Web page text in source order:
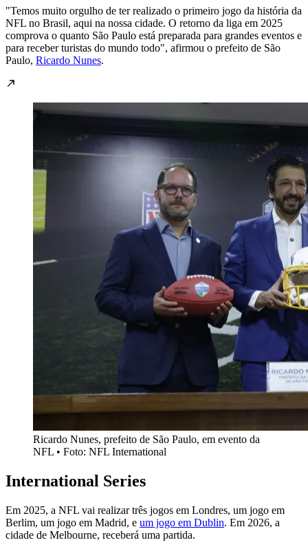
"Temos muito orgulho de ter realizado o primeiro jogo da história da
NFL no Brasil, aqui na nossa cidade. O retorno da liga em 2025
comprova o quanto São Paulo está preparada para grandes eventos e
para receber turistas do mundo todo", afirmou o prefeito de São
Paulo, Ricardo Nunes.
Ricardo Nunes, prefeito de São Paulo, em evento da
NFL • Foto: NFL International
International Series
Em 2025, a NFL vai realizar três jogos em Londres, um jogo em
Berlim, um jogo em Madrid, e um jogo em Dublin. Em 2026, a
cidade de Melbourne, receberá uma partida.